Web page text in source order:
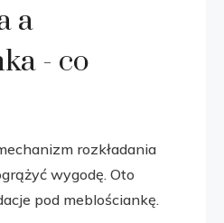
a
- co
rozkładania
wygodę. Oto
pod meblościankę.